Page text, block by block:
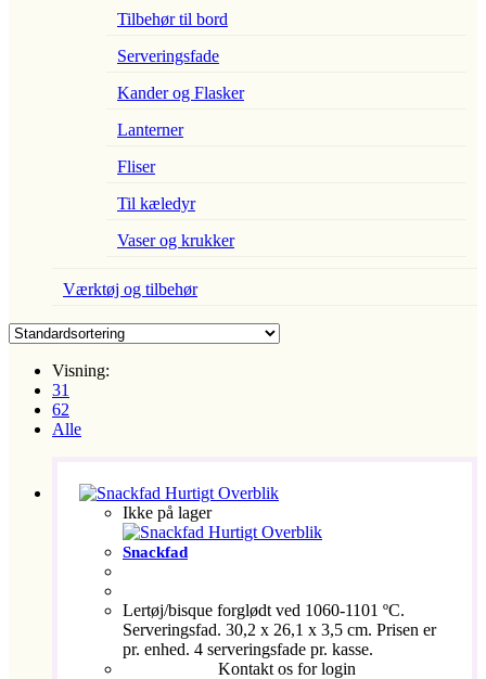
Tilbehør til bord
Serveringsfade
Kander og Flasker
Lanterner
Fliser
Til kæledyr
Vaser og krukker
Værktøj og tilbehør
Visning:
31
62
Alle
Hurtigt Overblik
Ikke på lager
Hurtigt Overblik
Snackfad
Lertøj/bisque forglødt ved 1060-1101 ºC.
Serveringsfad. 30,2 x 26,1 x 3,5 cm. Prisen er
pr. enhed. 4 serveringsfade pr. kasse.
Kontakt os for login